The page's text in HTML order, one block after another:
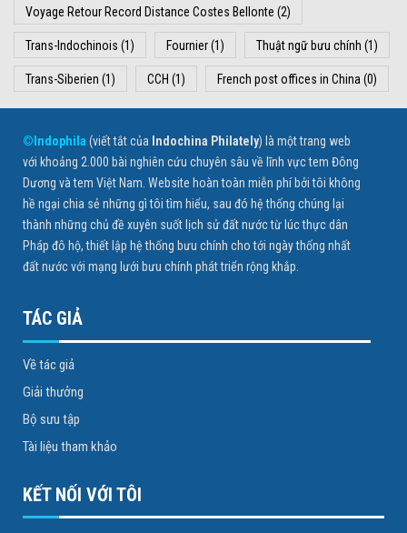
Voyage Retour Record Distance Costes Bellonte (2)
Trans-Indochinois (1) Fournier(1) Thuật ngữ bưu chính (1)
Trans-Siberien (1) CCH (1) French post offices in China (0)
©Indophila (viết tắt của Indochina Philately) là một trang web
với khoảng 2.000 bài nghiên cứu chuyên sâu về lĩnh vực tem Đông
Dương và tem Việt Nam. Website hoàn toàn miễn phí bởi tôi không
hề ngại chia sẻ những gì tôi tìm hiểu, sau đó hệ thống chúng lại
thành những chủ đề xuyên suốt lịch sử đất nước từ lúc thực dân
Pháp đô hộ, thiết lập hệ thống bưu chính cho tới ngày thống nhất
đất nước với mạng lưới bưu chính phát triển rộng khắp.
TÁC GIẢ
Về tác giả
Giải thưởng
Bộ sưu tập
Tài liệu tham khảo
KẾT NỐI VỚI TÔI